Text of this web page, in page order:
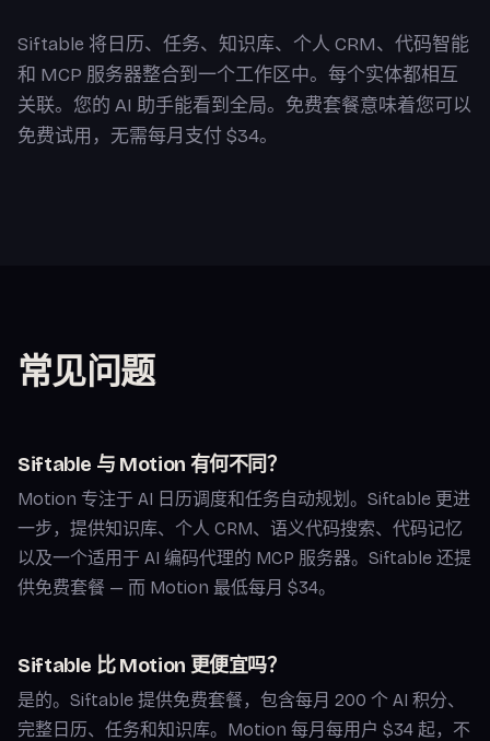
Siftable 将日历、任务、知识库、个人 CRM、代码智能
和 MCP 服务器整合到一个工作区中。每个实体都相互
关联。您的 AI 助手能看到全局。免费套餐意味着您可以
免费试用，无需每月支付 $34。
常见问题
Siftable 与 Motion 有何不同？
Motion 专注于 AI 日历调度和任务自动规划。Siftable 更进
一步，提供知识库、个人 CRM、语义代码搜索、代码记忆
以及一个适用于 AI 编码代理的 MCP 服务器。Siftable 还提
供免费套餐 — 而 Motion 最低每月 $34。
Siftable 比 Motion 更便宜吗？
是的。Siftable 提供免费套餐，包含每月 200 个 AI 积分、
完整日历、任务和知识库。Motion 每月每用户 $34 起，不